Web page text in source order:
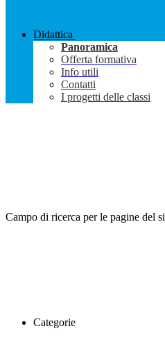
Didattica
Panoramica
Offerta formativa
Info utili
Contatti
I progetti delle classi
Campo di ricerca per le pagine del
Categorie